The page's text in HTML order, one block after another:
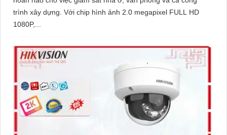
trình xây dựng. Với chip hình ảnh 2.0 megapixel FULL HD
1080P,...